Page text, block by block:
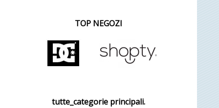
TOP NEGOZI
tutte_categorie principali.